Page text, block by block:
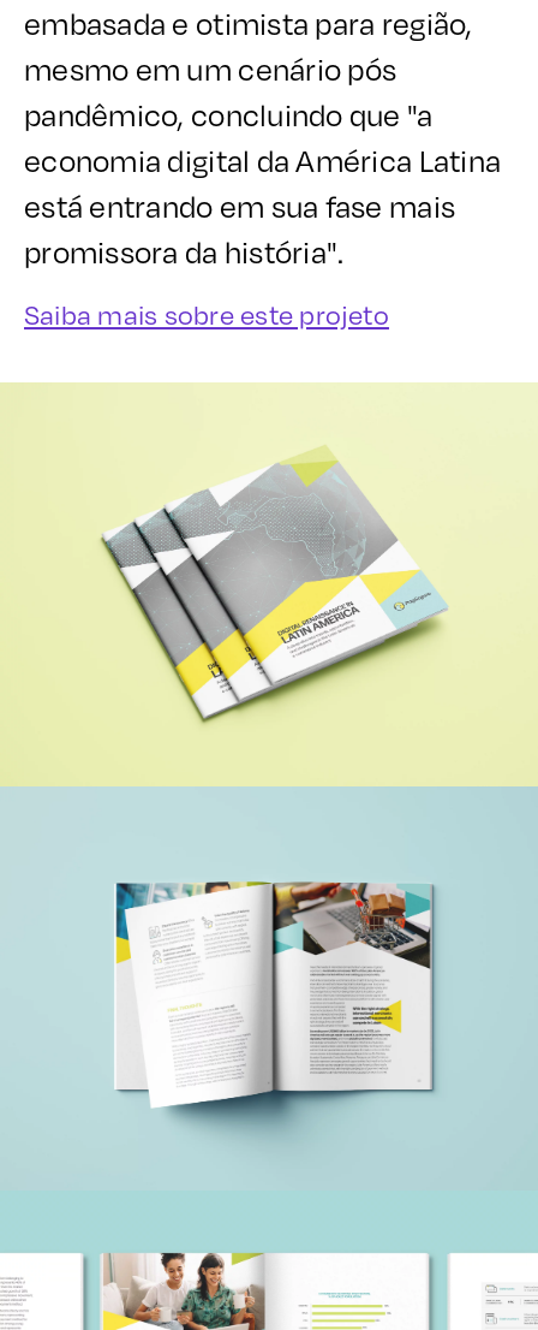
embasada e otimista para região,
mesmo em um cenário pós
pandêmico, concluindo que "a
economia digital da América Latina
está entrando em sua fase mais
promissora da história".
Saiba mais sobre este projeto